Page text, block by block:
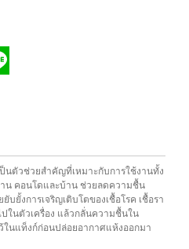
นตัวช่วยสำคัญที่เหมาะกับการใช้งานทั้ง
น คอนโดและบ้าน ช่วยลดความชื้น
ยั้งการเจริญเติบโตของเชื้อโรค เชื้อรา
ในตัวเครื่อง แล้วกลั่นความชื้นใน
ในแท็งก์ก่อนปล่อยอากาศแห้งออกมา